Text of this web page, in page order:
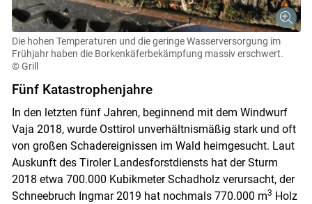
Die hohen Temperaturen und die geringe Wasserversorgung im
Frühjahr haben die Borkenkäferbekämpfung massiv erschwert.
© Grill
Fünf Katastrophenjahre
In den letzten fünf Jahren, beginnend mit dem Windwurf
Vaja 2018, wurde Osttirol unverhältnismäßig stark und oft
von großen Schadereignissen im Wald heimgesucht. Laut
Auskunft des Tiroler Landesforstdiensts hat der Sturm
2018 etwa 700.000 Kubikmeter Schadholz verursacht, der
Schneebruch Ingmar 2019 hat nochmals 770.000 m3 Holz